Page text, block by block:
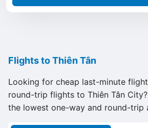
Flights to Thiên Tân
Looking for cheap last-minute
round-trip flights to Thiên Tân
the lowest one-way and round-trip